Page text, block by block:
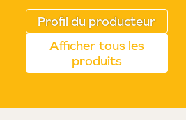
Profil du producteur
Afficher tous les
produits